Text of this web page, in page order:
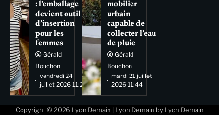
: l’emballage
devient outil
d’insertion
pour les
femmes
Gérald
Bouchon
vendredi 24
juillet 2026 11:29
mobilier
urbain
capable de
collecter l’eau
de pluie
Gérald
Bouchon
mardi 21 juillet
2026 11:44
Copyright © 2026 Lyon Demain | Lyon Demain by Lyon Demain